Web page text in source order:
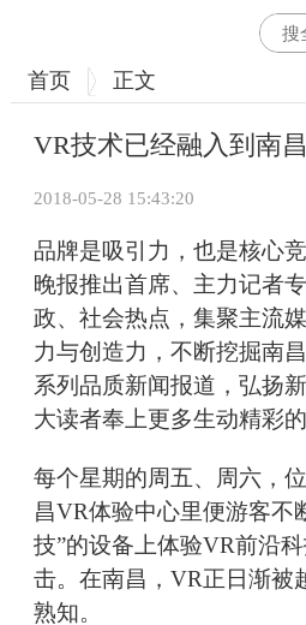
首页 正文
VR技术已经融入到南
2018-05-28 15:43:20
品牌是吸引力，也是核心
晚报推出首席、主力记者
政、社会热点，集聚主流
力与创造力，不断挖掘南
系列品质新闻报道，弘扬
大读者奉上更多生动精彩的
每个星期的周五、周六，
昌VR体验中心里便游客不
技”的设备上体验VR前沿
击。在南昌，VR正日渐被
熟知。